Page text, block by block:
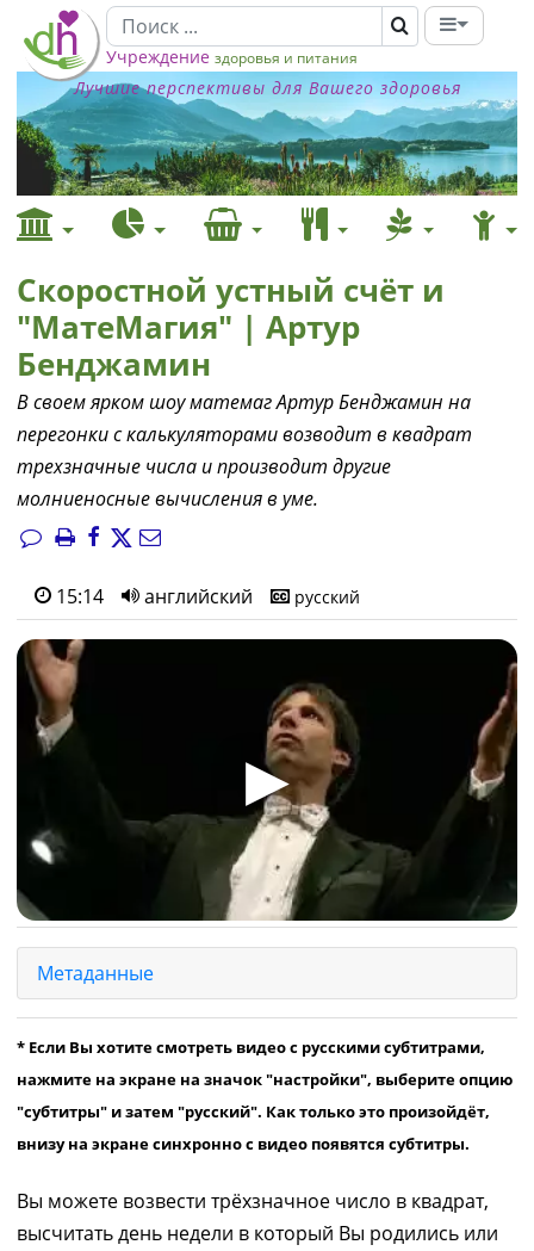
Учреждение здоровья и питания
Лучшие перспективы для Вашего здоровья
Скоростной устный счёт и
"МатеМагия" | Артур
Бенджамин
В своем ярком шоу матемаг Артур Бенджамин на
перегонки с калькуляторами возводит в квадрат
трехзначные числа и производит другие
молниеносные вычисления в уме.
15:14 английский русский
▶
Метаданные
* Если Вы хотите смотреть видео с русскими субтитрами,
нажмите на экране на значок "настройки", выберите опцию
"субтитры" и затем "русский". Как только это произойдёт,
внизу на экране синхронно с видео появятся субтитры.
Вы можете возвести трёхзначное число в квадрат,
высчитать день недели в который Вы родились или